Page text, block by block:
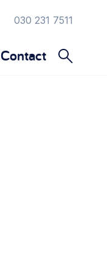
030 231 7511
Contact